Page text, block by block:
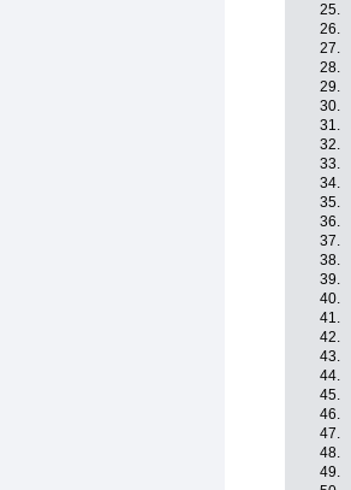
25.
26.
27.
28.
29.
30.
31.
32.
33.
34.
35.
36.
37.
38.
39.
40.
41.
42.
43.
44.
45.
46.
47.
48.
49.